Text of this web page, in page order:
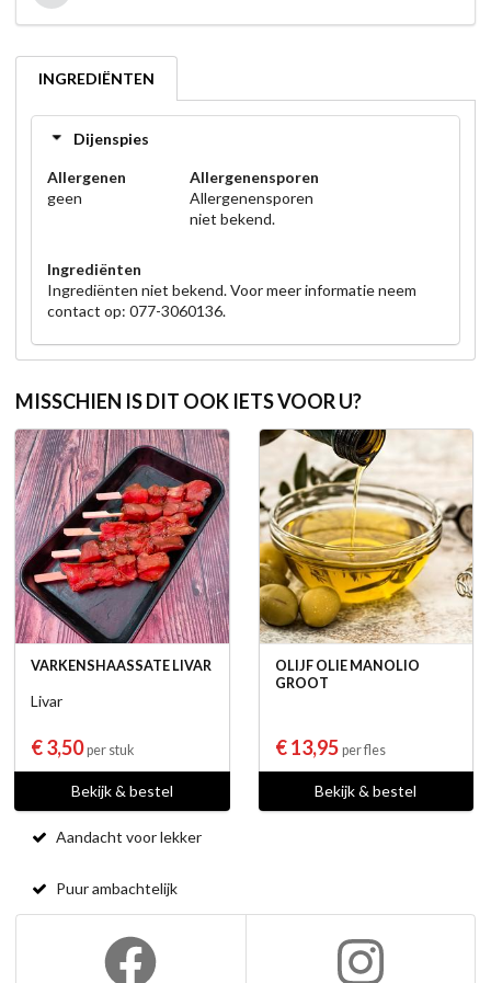
INGREDIËNTEN
Dijenspies
Allergenen
geen
Allergenensporen
Allergenensporen
niet bekend.
Ingrediënten
Ingrediënten niet bekend. Voor meer informatie neem
contact op: 077-3060136.
MISSCHIEN IS DIT OOK IETS VOOR U?
VARKENSHAASSATE LIVAR
Livar
€ 3,50per stuk
Bekijk & bestel
OLIJF OLIE MANOLIO
GROOT
€ 13,95 per fles
Bekijk & bestel
Aandacht voor lekker
Puur ambachtelijk